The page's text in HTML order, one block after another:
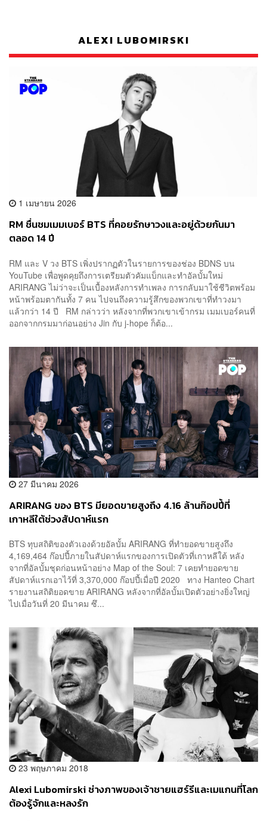
ALEXI LUBOMIRSKI
1 เมษายน 2026
RM ชื่นชมเมมเบอร์ BTS ที่คอยรักษาวงและอยู่ด้วยกันมา
ตลอด 14 ปี
RM และ V วง BTS เพิ่งปรากฏตัวในรายการของช่อง BDNS บน
YouTube เพื่อพูดคุยถึงการเตรียมตัวคัมแบ็กและทำอัลบั้มใหม่
ARIRANG ไม่ว่าจะเป็นเบื้องหลังการทำเพลง การกลับมาใช้ชีวิตพร้อม
หน้าพร้อมตากันทั้ง 7 คน ไปจนถึงความรู้สึกของพวกเขาที่ทำวงมา
แล้วกว่า 14 ปี RM กล่าวว่า หลังจากที่พวกเขาเข้ากรม เมมเบอร์คนที่
ออกจากกรมมาก่อนอย่าง Jin กับ j-hope ก็ต้อ...
27 มีนาคม 2026
ARIRANG ของ BTS มียอดขายสูงถึง 4.16 ล้านก๊อปปี้ที่
เกาหลีใต้ช่วงสัปดาห์แรก
BTS ทุบสถิติของตัวเองด้วยอัลบั้ม ARIRANG ที่ทำยอดขายสูงถึง
4,169,464 ก๊อปปี้ภายในสัปดาห์แรกของการเปิดตัวที่เกาหลีใต้ หลัง
จากที่อัลบั้มชุดก่อนหน้าอย่าง Map of the Soul: 7 เคยทำยอดขาย
สัปดาห์แรกเอาไว้ที่ 3,370,000 ก๊อปปี้เมื่อปี 2020 ทาง Hanteo Chart
รายงานสถิติยอดขาย ARIRANG หลังจากที่อัลบั้มเปิดตัวอย่างยิ่งใหญ่
ไปเมื่อวันที่ 20 มีนาคม ซึ...
23 พฤษภาคม 2018
Alexi Lubomirski ช่างภาพของเจ้าชายแฮร์รีและเมแกนที่โลก
ต้องรู้จักและหลงรัก